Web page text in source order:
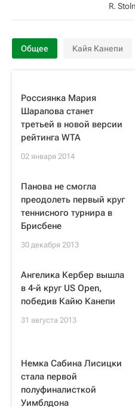
R.
Общее Кайя Канепи
Россиянка Мария
Шарапова станет
третьей в новой версии
рейтинга WTA
02 января 2014
Панова не смогла
преодолеть первый круг
теннисного турнира в
Брисбене
30 декабря 2013
Ангелика Кербер вышла
в 4-й круг US Open,
победив Кайю Канепи
31 августа 2013
Немка Сабина Лисицки
стала первой
полуфиналисткой
Уимблдона